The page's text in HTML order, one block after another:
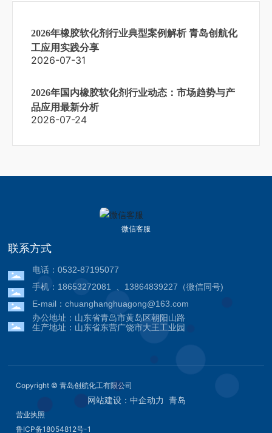
2026年橡胶软化剂行业典型案例解析 青岛创航化
工应用实践分享
2026-07-31
2026年国内橡胶软化剂行业动态：市场趋势与产
品应用最新分析
2026-07-24
微信客服
联系方式
电话：0532-87195077
手机： 18653272081 13864839227 （微信同号)
E-mail：chuanghanghuagong@163.com
办公地址：山东省青岛市黄岛区朝阳山路
生产地址：山东省东营广饶市大王工业园
Copyright © 青岛创航化工有限公司
网站建设： 中企动力 青岛
营业执照
鲁ICP备18054812号-1